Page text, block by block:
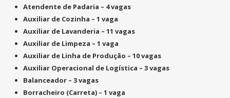
Atendente de Padaria – 4 vagas
Auxiliar de Cozinha – 1 vaga
Auxiliar de Lavanderia – 11 vagas
Auxiliar de Limpeza – 1 vaga
Auxiliar de Linha de Produção – 10 vagas
Auxiliar Operacional de Logística – 3 vagas
Balanceador – 3 vagas
Borracheiro (Carreta) – 1 vaga